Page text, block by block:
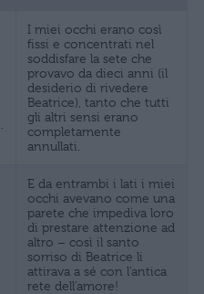
I miei occhi erano così
fissi e concentrati nel
soddisfare la sete che
provavo da dieci anni (il
desiderio di rivedere
Beatrice), tanto che tutti
gli altri sensi erano
completamente
annullati.
E da entrambi i lati i miei
occhi avevano come una
parete che impediva loro
di prestare attenzione ad
altro – così il santo
sorriso di Beatrice li
attirava a sé con l’antica
rete dell’amore!